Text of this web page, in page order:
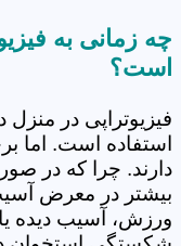
چه زمانی به
است؟
فیزیوتراپی در
استفاده است. اما
دارند. چرا که در
بیشتر در معرض آسیب
ورزش، آسیب دیده